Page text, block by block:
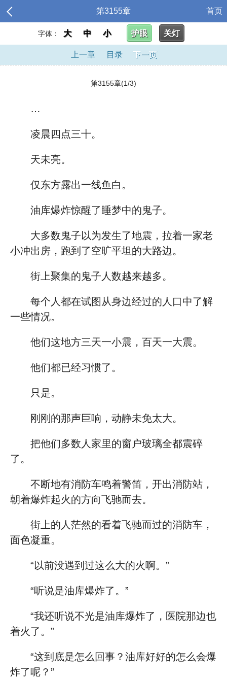
第3155章 首页
字体： 大 中 小 护眼 关灯
上一章 目录 下一页
第3155章(1/3)
…
凌晨四点三十。
天未亮。
仅东方露出一线鱼白。
油库爆炸惊醒了睡梦中的鬼子。
大多数鬼子以为发生了地震，拉着一家老
小冲出房，跑到了空旷平坦的大路边。
街上聚集的鬼子人数越来越多。
每个人都在试图从身边经过的人口中了解
一些情况。
他们这地方三天一小震，百天一大震。
他们都已经习惯了。
只是。
刚刚的那声巨响，动静未免太大。
把他们多数人家里的窗户玻璃全都震碎
了。
不断地有消防车鸣着警笛，开出消防站，
朝着爆炸起火的方向飞驰而去。
街上的人茫然的看着飞驰而过的消防车，
面色凝重。
“以前没遇到过这么大的火啊。”
“听说是油库爆炸了。”
“我还听说不光是油库爆炸了，医院那边也
着火了。”
“这到底是怎么回事？油库好好的怎么会爆
炸了呢？”